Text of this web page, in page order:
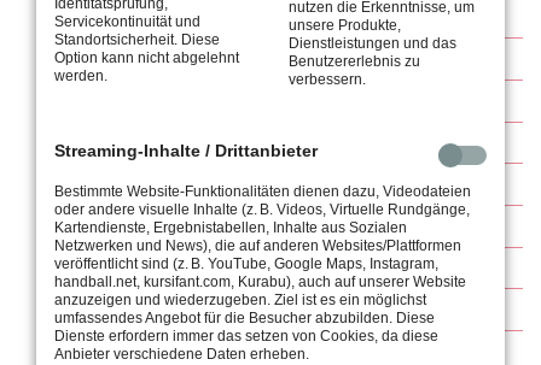
§ 14 Vorstand
§ 15 Hauptausschuss
§ 17 Abteilungen
§ 18 Jugendvertretung
§ 19 Kassenprüfer
§ 20 Ordnungen
§ 21 Textform, Protokolle, Bekanntmachungen
§ 22 Auflösung des Vereins
Servicekontinuität und
Standortsicherheit. Diese
Option kann nicht abgelehnt
werden.
nutzen die Erkenntnisse, um
unsere Produkte,
Dienstleistungen und das
Benutzererlebnis zu
verbessern.
Streaming-Inhalte / Drittanbieter
Bestimmte Website-Funktionalitäten dienen dazu, Videodateien
oder andere visuelle Inhalte (z. B. Videos, Virtuelle Rundgänge,
Kartendienste, Ergebnistabellen, Inhalte aus Sozialen
Netzwerken und News), die auf anderen Websites/Plattformen
veröffentlicht sind (z. B. YouTube, Google Maps, Instagram,
handball.net, kursifant.com, Kurabu), auch auf unserer Website
anzuzeigen und wiederzugeben. Ziel ist es ein möglichst
umfassendes Angebot für die Besucher abzubilden. Diese
Dienste erfordern immer das setzen von Cookies, da diese
Anbieter verschiedene Daten erheben.